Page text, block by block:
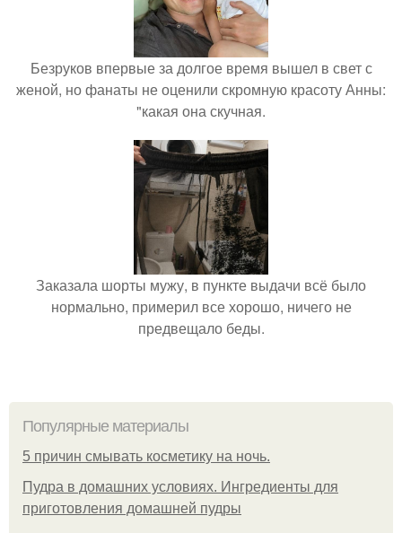
Безруков впервые за долгое время вышел в свет с
женой, но фанаты не оценили скромную красоту Анны:
"какая она скучная.
Заказала шорты мужу, в пункте выдачи всё было
нормально, примерил все хорошо, ничего не
предвещало беды.
Популярные материалы
5 причин смывать косметику на ночь.
Пудра в домашних условиях. Ингредиенты для
приготовления домашней пудры